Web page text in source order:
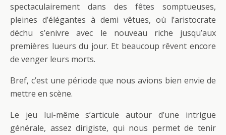
spectaculairement dans des fêtes somptueuses,
pleines d’élégantes à demi vêtues, où l’aristocrate
déchu s’enivre avec le nouveau riche jusqu’aux
premières lueurs du jour. Et beaucoup rêvent encore
de venger leurs morts.
Bref, c’est une période que nous avions bien envie de
mettre en scène.
Le jeu lui-même s’articule autour d’une intrigue
générale, assez dirigiste, qui nous permet de tenir